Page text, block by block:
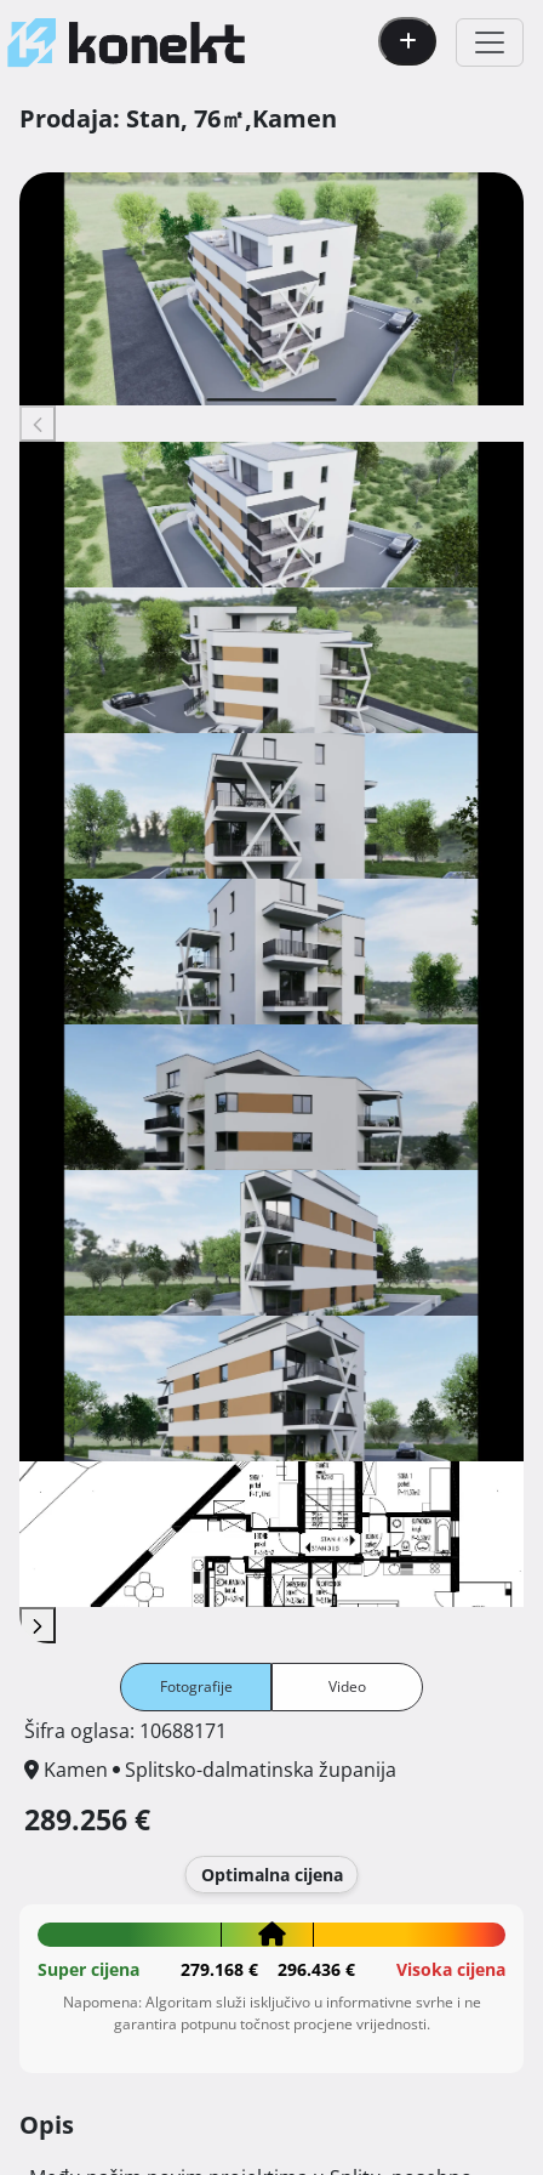
Prodaja: Stan, 76㎡,Kamen
Fotografije Video
Šifra oglasa: 10688171
Kamen
Splitsko-dalmatinska županija
289.256 €
Optimalna cijena
Super cijena 279.168 € 296.436 € Visoka cijena
Napomena: Algoritam služi isključivo u informativne svrhe i ne
garantira potpunu točnost procjene vrijednosti.
Opis